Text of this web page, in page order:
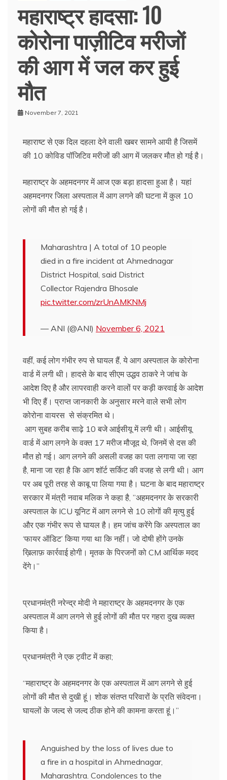
महाराष्ट्र हादसा: 10
कोरोना पाज़ीटिव मरीजों
की आग में जल कर हुई
मौत
November 7, 2021
महाराष्ट से एक दिल दहला देने वाली खबर सामने आयी है जिसमें
की 10 कोविड पॉजिटिव मरीजों की आग में जलकर मौत हो गई है।
महाराष्ट्र के अहमदनगर में आज एक बड़ा हादसा हुआ है। यहां
अहमदनगर जिला अस्पताल में आग लगने की घटना में कुल 10
लोगों की मौत हो गई है।
Maharashtra | A total of 10 people
died in a fire incident at Ahmednagar
District Hospital, said District
Collector Rajendra Bhosale
pic.twitter.com/zrUnAMKNMj
— ANI (@ANI) November 6, 2021
वहीं, कई लोग गंभीर रुप से घायल हैं, ये आग अस्पताल के कोरोना
वार्ड में लगी थी। हादसे के बाद सीएम उद्धव ठाकरे ने जांच के
आदेश दिए है और लापरवाही करने वालों पर कड़ी करवाई के आदेश
भी दिए हैं। प्राप्त जानकारी के अनुसार मरने वाले सभी लोग
कोरोना वायरस से संक्रमित थे।
आग सुबह करीब साढ़े 10 बजे आईसीयू में लगी थी। आईसीयू
वार्ड में आग लगने के वक्त 17 मरीज मौजूद थे, जिनमें से दस की
मौत हो गई। आग लगने की असली वजह का पता लगाया जा रहा
है, माना जा रहा है कि आग शॉर्ट सर्किट की वजह से लगी थी। आग
पर अब पूरी तरह से काबू पा लिया गया है। घटना के बाद महाराष्ट्र
सरकार में मंत्री नवाब मलिक ने कहा है, ”अहमदनगर के सरकारी
अस्पताल के ICU यूनिट में आग लगने से 10 लोगों की मृत्यु हुई
और एक गंभीर रूप से घायल है। हम जांच करेंगे कि अस्पताल का
‘फायर ऑडिट’ किया गया था कि नहीं। जो दोषी होंगे उनके
ख़िलाफ़ कार्रवाई होगी। मृतक के पिरजनों को CM आर्थिक मदद
देंगे।”
प्रधानमंत्री नरेन्द्र मोदी ने महाराष्ट्र के अहमदनगर के एक
अस्पताल में आग लगने से हुई लोगों की मौत पर गहरा दुख व्यक्त
किया है।
प्रधानमंत्री ने एक ट्वीट में कहा;
“महाराष्ट्र के अहमदनगर के एक अस्पताल में आग लगने से हुई
लोगों की मौत से दुखी हूं। शोक संतप्त परिवारों के प्रति संवेदना।
घायलों के जल्द से जल्द ठीक होने की कामना करता हूं।”
Anguished by the loss of lives due to
a fire in a hospital in Ahmednagar,
Maharashtra. Condolences to the